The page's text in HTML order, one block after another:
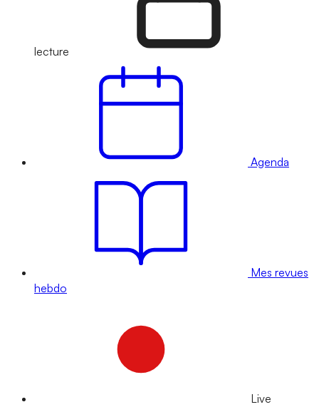
lecture
Agenda
Mes revues
hebdo
Live